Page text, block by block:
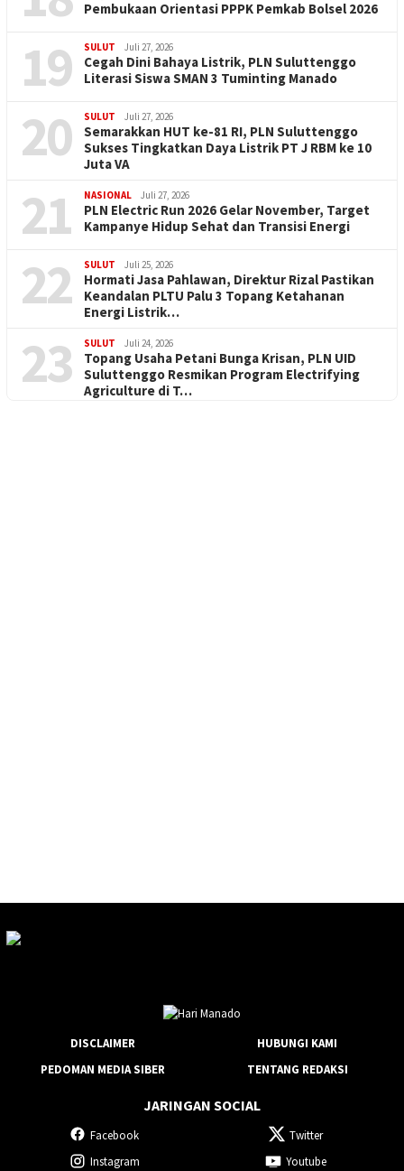
Pembukaan Orientasi PPPK Pemkab Bolsel 2026
19 SULUT Juli 27, 2026
Cegah Dini Bahaya Listrik, PLN Suluttenggo
Literasi Siswa SMAN 3 Tuminting Manado
20 SULUT Juli 27, 2026
Semarakkan HUT ke-81 RI, PLN Suluttenggo
Sukses Tingkatkan Daya Listrik PT J RBM ke 10
Juta VA
21 NASIONAL Juli 27, 2026
PLN Electric Run 2026 Gelar November, Target
Kampanye Hidup Sehat dan Transisi Energi
22 SULUT Juli 25, 2026
Hormati Jasa Pahlawan, Direktur Rizal Pastikan
Keandalan PLTU Palu 3 Topang Ketahanan
Energi Listrik…
23 SULUT Juli 24, 2026
Topang Usaha Petani Bunga Krisan, PLN UID
Suluttenggo Resmikan Program Electrifying
Agriculture di T…
DISCLAIMER
HUBUNGI KAMI
PEDOMAN MEDIA SIBER
TENTANG REDAKSI
JARINGAN SOCIAL
Facebook
Twitter
Instagram
Youtube